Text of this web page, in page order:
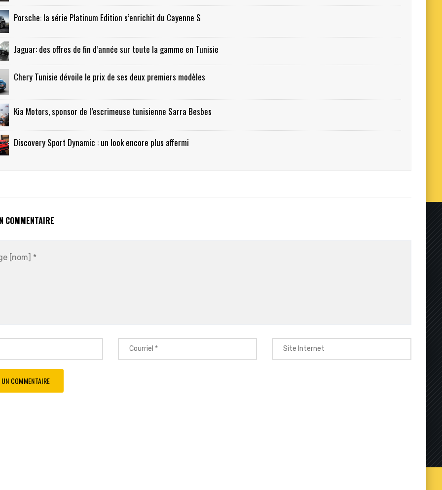
Porsche: la série Platinum Edition s’enrichit du Cayenne S
Jaguar: des offres de fin d’année sur toute la gamme en Tunisie
Chery Tunisie dévoile le prix de ses deux premiers modèles
Kia Motors, sponsor de l’escrimeuse tunisienne Sarra Besbes
Discovery Sport Dynamic : un look encore plus affermi
COMMENTAIRE